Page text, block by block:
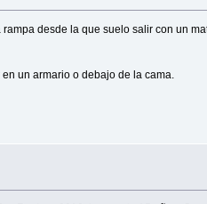
desde la que suelo salir con un
un armario o debajo de la cama.